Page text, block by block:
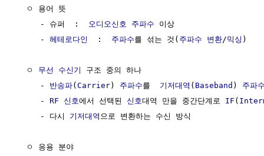
  ㅇ 용어 뜻
     - 슈퍼  :
오디오신호 주파수 이상
     -
헤테로다인
  :
주파수를 섞는 것( 주파수 변환/믹싱 )
  ㅇ
무선 수신기
구조 중의 하나
     -
반송파(Carrier) 주파수를 기저대역 ( Baseband ) 주파
     -
RF 신호에서 선택된 신호대역 만을 중간단계로 IF (
     - 다시
기저대역 으로 변환하는 수신 방식
  ㅇ 응용 분야